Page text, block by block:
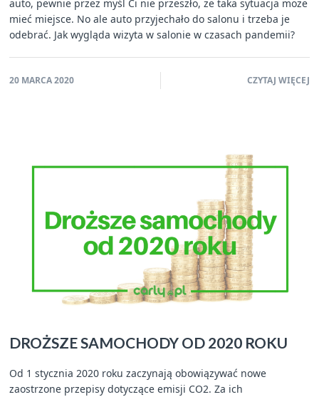
auto, pewnie przez myśl Ci nie przeszło, że taka sytuacja może
mieć miejsce. No ale auto przyjechało do salonu i trzeba je
odebrać. Jak wygląda wizyta w salonie w czasach pandemii?
20 MARCA 2020 CZYTAJ WIĘCEJ
DROŻSZE SAMOCHODY OD 2020 ROKU
Od 1 stycznia 2020 roku zaczynają obowiązywać nowe
zaostrzone przepisy dotyczące emisji CO2. Za ich